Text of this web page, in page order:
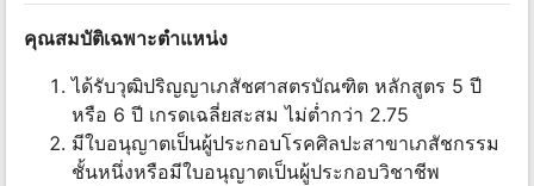
คุณสมบัติเฉพาะตำแหน่ง
ได้รับวุฒิปริญญาเภสัชศาสตรบัณฑิต หลักสูตร 5 ปี
หรือ 6 ปี เกรดเฉลี่ยสะสม ไม่ต่ำกว่า 2.75
มีใบอนุญาตเป็นผู้ประกอบโรคศิลปะสาขาเภสัชกรรม
ชั้นหนึ่งหรือมีใบอนุญาตเป็นผู้ประกอบวิชาชีพ